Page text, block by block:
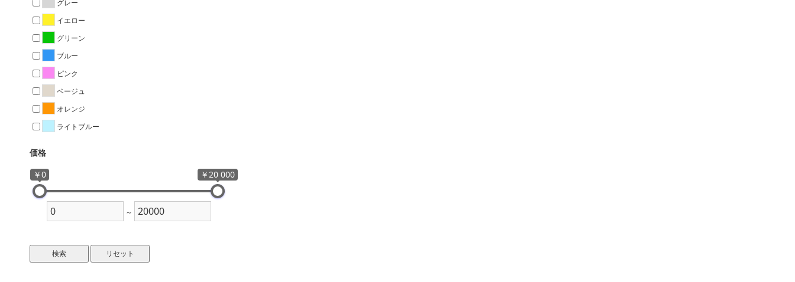
グレー
イエロー
グリーン
ブルー
ピンク
ベージュ
オレンジ
ライトブルー
価格
￥0
￥20 000
～
検索 リセット